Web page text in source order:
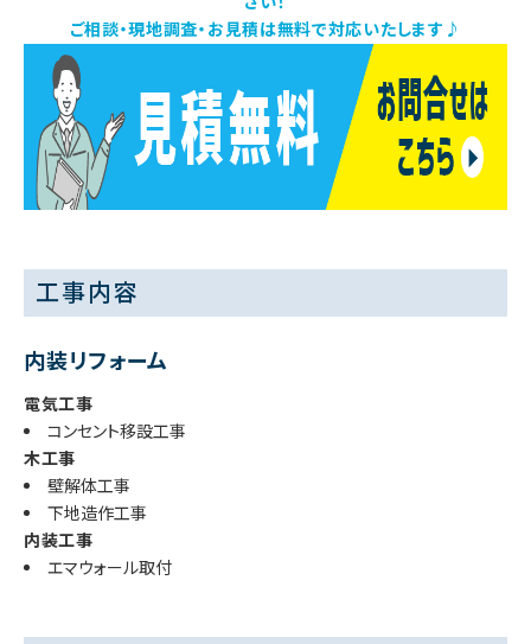
ご相談・現地調査・お見積は無料で対応いたします♪
工事内容
内装リフォーム
電気工事
コンセント移設工事
木工事
壁解体工事
下地造作工事
内装工事
エマウォール取付